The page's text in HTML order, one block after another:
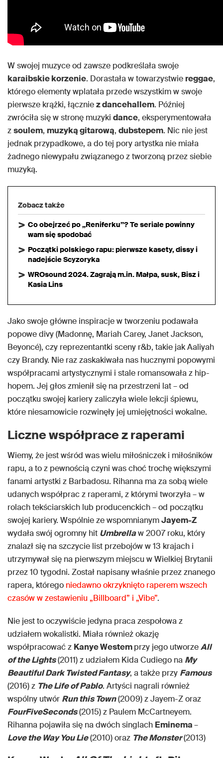
W swojej muzyce od zawsze podkreślała swoje
karaibskie korzenie. Dorastała w towarzystwie reggae,
którego elementy wplatała przede wszystkim w swoje
pierwsze krążki, łączniez dancehallem. Później
zwróciła się w stronę muzyki dance, eksperymentowała
zsoulem, muzyką gitarową, dubstepem. Nic nie jest
jednak przypadkowe, a do tej pory artystka nie miała
żadnego niewypału związanego z tworzoną przez siebie
muzyką.
Zobacz także
Co obejrzeć po „Reniferku”? Te seriale powinny
wam się spodobać
Początki polskiego rapu: pierwsze kasety, dissy i
nadejście Scyzoryka
WROsound 2024. Zagrają m.in. Małpa, susk, Bisz i
Kasia Lins
Jako swoje główne inspiracje w tworzeniu podawała
popowe divy (Madonnę, Mariah Carey, Janet Jackson,
Beyoncé), czy reprezentantki sceny r&b, takie jak Aaliyah
czy Brandy. Nie raz zaskakiwała nas hucznymi popowymi
współpracami artystycznymi i stale romansowała z hip-
hopem. Jej głos zmienił się na przestrzeni lat – od
początku swojej kariery zaliczyła wiele lekcji śpiewu,
które niesamowicie rozwinęły jej umiejętności wokalne.
Liczne współprace z raperami
Wiemy, że jest wśród was wielu miłośniczek i miłośników
rapu, a to z pewnością czyni was choć trochę większymi
fanami artystki z Barbadosu. Rihanna ma za sobą wiele
udanych współprac z raperami, z którymi tworzyła – w
rolach tekściarskich lub producenckich – od początku
swojej kariery. Wspólnie ze wspomnianymJayem-Z
wydała swój ogromny hit Umbrellaw 2007 roku, który
znalazł się na szczycie list przebojów w 13 krajach i
utrzymywał się na pierwszym miejscu w Wielkiej Brytanii
przez 10 tygodni. Został napisany właśnie przez znanego
rapera, którego niedawno okrzyknięto raperem wszech
czasów w zestawieniu „Billboard” i „Vibe”.
Nie jest to oczywiście jedyna praca zespołowa z
udziałem wokalistki. Miała również okazję
współpracować z Kanye Westemprzy jego utworzeAll
of the Lights(2011) z udziałem Kida Cudiego na My
Beautiful Dark Twisted Fantasy, a także przy Famous
(2016) z The Life of Pablo. Artyści nagrali również
wspólny utwór Run this Town(2009) z Jayem-Z oraz
FourFiveSeconds(2015) z Paulem McCartneyem.
Rihanna pojawiła się na dwóch singlach Eminema–
Love the Way You Lie(2010) oraz The Monster(2013)